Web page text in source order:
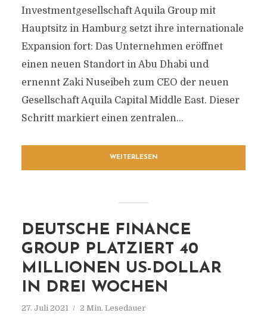
Investmentgesellschaft Aquila Group mit
Hauptsitz in Hamburg setzt ihre internationale
Expansion fort: Das Unternehmen eröffnet
einen neuen Standort in Abu Dhabi und
ernennt Zaki Nuseibeh zum CEO der neuen
Gesellschaft Aquila Capital Middle East. Dieser
Schritt markiert einen zentralen...
WEITERLESEN
DEUTSCHE FINANCE
GROUP PLATZIERT 40
MILLIONEN US-DOLLAR
IN DREI WOCHEN
27. Juli 2021 2 Min. Lesedauer